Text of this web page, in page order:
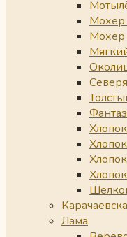
Мохер
Мохер
Лама